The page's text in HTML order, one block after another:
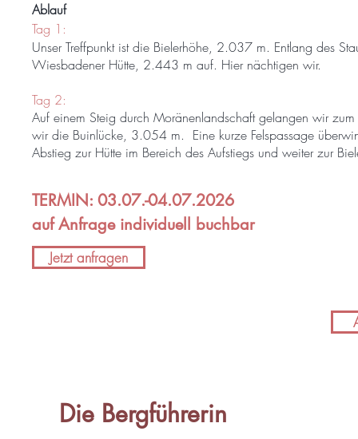
Ablauf
Tag 1:
Unser Treffpunkt ist die Bielerhöhe, 2.037 m. Entlang des
Wiesbadener Hütte, 2.443 m auf. Hier nächtigen wir.
Tag 2:
Auf einem Steig durch Moränenlandschaft gelangen wir
wir die Buinlücke, 3.054 m. Eine kurze Felspassage
Abstieg zur Hütte im Bereich des Aufstiegs und weiter zur
TERMIN: 03.07.-04.07.2026
auf Anfrage individuell buchbar
Jetzt anfragen
Die Bergführerin